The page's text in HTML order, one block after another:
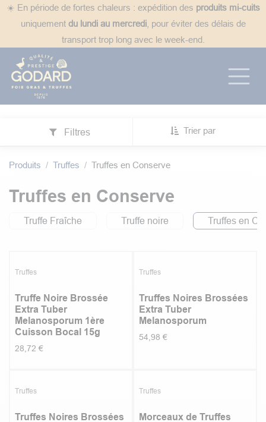
Se rendre au contenu
☀️ En période de fortes chaleurs : expédition des produits mi-cuits
uniquement du lundi au mercredi, pour éviter des délais de
transport trop long avec le week-end.
Trier par
Filtres
Produits Truffes Truffes en Conserve
Truffes en Conserve
Truffe Fraîche Truffe noire Truffes en
Truffes
Truffe Noire Brossée
Extra Tuber
Melanosporum 1ère
Cuisson Bocal 15g
28,72 €
Truffes
Truffes Noires Brossées
Extra Tuber
Melanosporum
54,98 €
Truffes
Truffes Noires Brossées
Truffes
Morceaux de Truffes